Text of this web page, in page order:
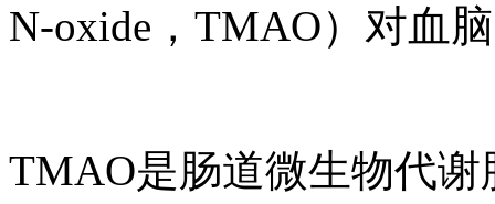
N-oxide，TMAO）对血
TMAO是肠道微生物代